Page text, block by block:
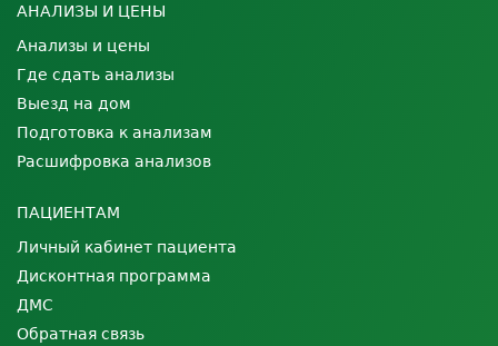
АНАЛИЗЫ И ЦЕНЫ
Анализы и цены
Где сдать анализы
Выезд на дом
Подготовка к анализам
Расшифровка анализов
ПАЦИЕНТАМ
Личный кабинет пациента
Дисконтная программа
ДМС
Обратная связь